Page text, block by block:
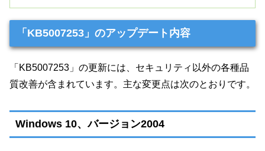
「KB5007253」のアップデート内容
「KB5007253」の更新には、セキュリティ以外の各種品
質改善が含まれています。主な変更点は次のとおりです。
Windows 10、バージョン2004